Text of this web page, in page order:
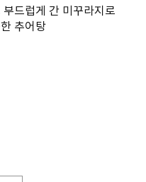
드럽게 간 미꾸라지로
추어탕